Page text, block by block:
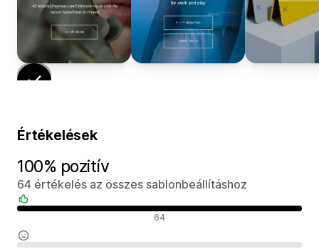
Értékelések
100% pozitív
64 értékelés az összes sablonbeállításhoz
64